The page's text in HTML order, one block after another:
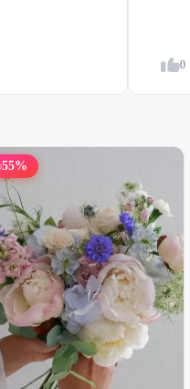
Набирает высоту
из 21 розы с гипсофилой
0
55%